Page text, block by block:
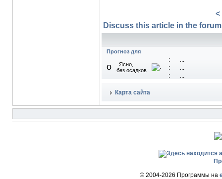
<
Discuss this article in the
Прогноз для
o
Ясно,
без осадков
:
...
:
...
:
...
Карта сайта
© 2004-2026 Программы на